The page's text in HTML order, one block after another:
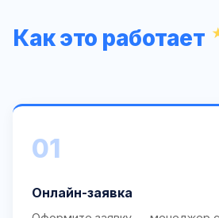
Как это работает
01
Онлайн-заявка